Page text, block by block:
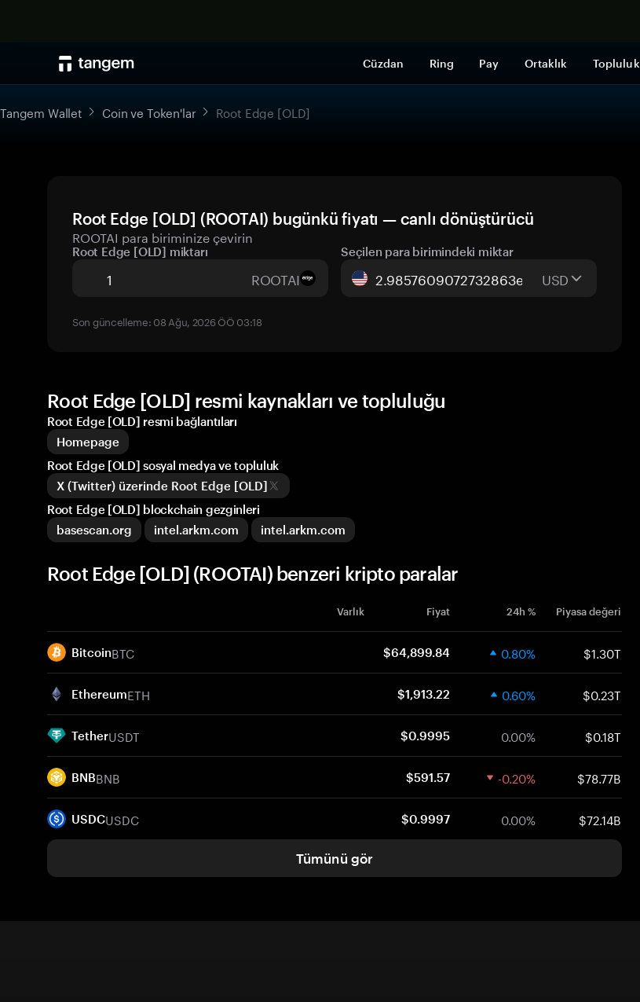
Cüzdan Ring Pay Ortaklık Topluluk
Tangem Wallet Coin ve Token'lar Root Edge [OLD]
Root Edge [OLD] (ROOTAI) bugünkü fiyatı — canlı dönüştürücü
ROOTAI para biriminize çevirin
Root Edge [OLD] miktarı
ROOTAI
Seçilen para birimindeki miktar
USD
Son güncelleme: 08 Ağu, 2026 ÖÖ 03:18
Root Edge [OLD] resmi kaynakları ve topluluğu
Root Edge [OLD] resmi bağlantıları
Homepage
Root Edge [OLD] sosyal medya ve topluluk
X (Twitter) üzerinde Root Edge [OLD]
Root Edge [OLD] blockchain gezginleri
basescan.org
intel.arkm.com intel.arkm.com
Root Edge [OLD] (ROOTAI) benzeri kripto paralar
Varlık Fiyat 24h % Piyasa değeri
BitcoinBTC $64,899.84 0.80% $1.30T
EthereumETH $1,913.22 0.60% $0.23T
TetherUSDT $0.9995 0.00% $0.18T
BNBBNB $591.57 -0.20% $78.77B
USDCUSDC $0.9997 0.00% $72.14B
Tümünü gör